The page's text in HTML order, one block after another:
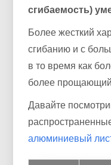
сгибаемость)
Более жесткий
сгибанию и с
в то время как
более
Давайте
алюминиевый